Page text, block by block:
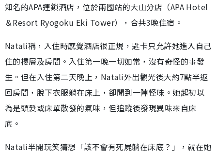
知名的APA連鎖酒店，位於兩國站的大山分店（APA Hotel
＆Resort Ryogoku Eki Tower），合共3晚住宿。
Natali稱，入住時感覺酒店很正規，匙卡只允許她進入自己
住的樓層及房間。入住第一晚一切如常，沒有奇怪的事發
生。但在入住第二天晚上，Natali外出觀光後大約7點半返
回房間，脫下衣服躺在床上，卻聞到一陣怪味。她起初以
為是頭髮或床單散發的氣味，但追蹤後發現異味來自床
底。
Natali半開玩笑猜想「該不會有死屍躺在床底？」，就在她